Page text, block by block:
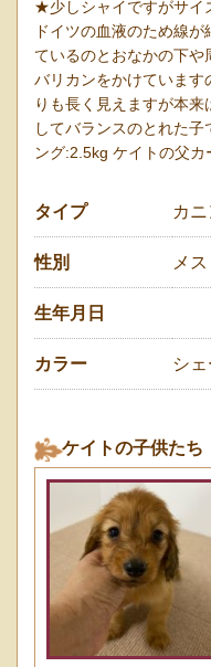
★少しシャイですがサイ
ドイツの血液のため線
ているのとおなかの下や
バリカンをかけています
りも長く見えますが本
してバランスのとれた
ング:2.5kg ケイトの父カ
タイプ カ
性別 メス
生年月日
カラー シ
ケイトの子供たち